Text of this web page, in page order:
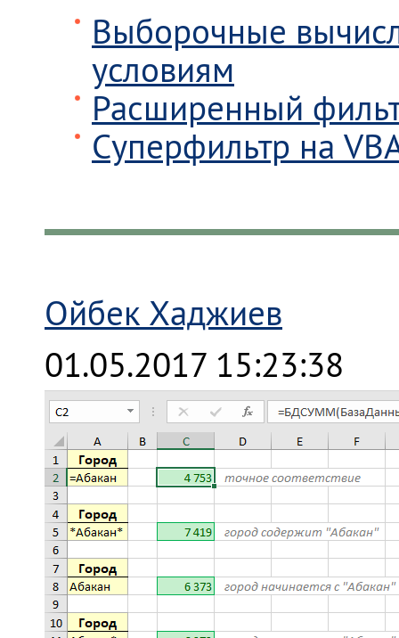
Выборочные
условиям
Расширенный
Суперфильтр на
Ойбек Хаджиев
01.05.2017 15:23:38